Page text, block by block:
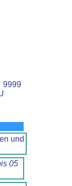
und
05